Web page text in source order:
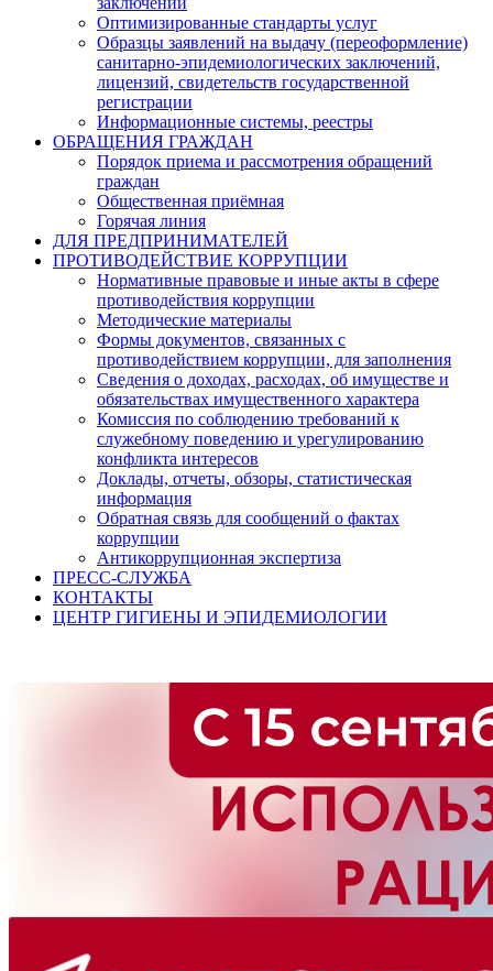
Оптимизированные стандарты услуг
Образцы заявлений на выдачу (переоформление)
санитарно-эпидемиологических заключений,
лицензий, свидетельств государственной
регистрации
Информационные системы, реестры
ОБРАЩЕНИЯ ГРАЖДАН
Порядок приема и рассмотрения обращений
граждан
Общественная приёмная
Горячая линия
ДЛЯ ПРЕДПРИНИМАТЕЛЕЙ
ПРОТИВОДЕЙСТВИЕ КОРРУПЦИИ
Нормативные правовые и иные акты в сфере
противодействия коррупции
Методические материалы
Формы документов, связанных с
противодействием коррупции, для заполнения
Сведения о доходах, расходах, об имуществе и
обязательствах имущественного характера
Комиссия по соблюдению требований к
служебному поведению и урегулированию
конфликта интересов
Доклады, отчеты, обзоры, статистическая
информация
Обратная связь для сообщений о фактах
коррупции
Антикоррупционная экспертиза
ПРЕСС-СЛУЖБА
КОНТАКТЫ
ЦЕНТР ГИГИЕНЫ И ЭПИДЕМИОЛОГИИ